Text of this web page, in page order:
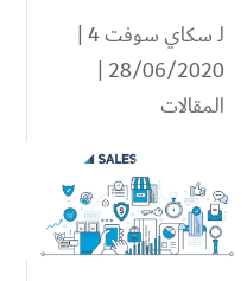
لـسكاي سوفت 4
|
28/06/2020 |
المقالات